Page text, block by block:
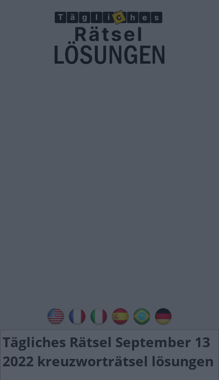
Tägliches Rätsel September 13
2022 kreuzworträtsel lösungen